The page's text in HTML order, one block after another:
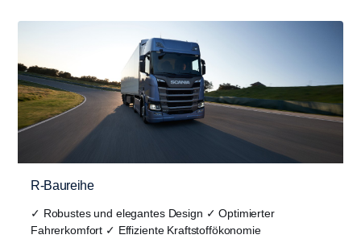
R-Baureihe
✓ Robustes und elegantes Design ✓ Optimierter
Fahrerkomfort ✓ Effiziente Kraftstoffökonomie